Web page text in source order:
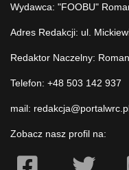
Wydawca: "FOOBU"
Adres Redakcji: ul.
Redaktor Naczelny:
Telefon: +48 503 142 937
mail:
Zobacz nasz profil na: